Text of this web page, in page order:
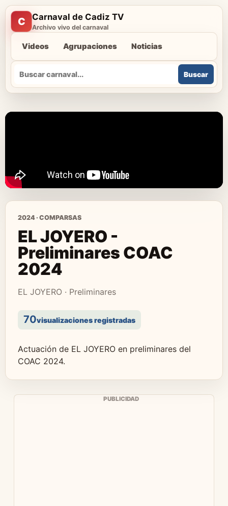
C Carnaval de Cadiz TV
Archivo vivo del carnaval
Videos Agrupaciones Noticias
Buscar
Buscar
2024 · COMPARSAS
EL JOYERO -
Preliminares COAC
2024
EL JOYERO · Preliminares
70visualizaciones registradas
Actuación de EL JOYERO en preliminares del
COAC 2024.
PUBLICIDAD